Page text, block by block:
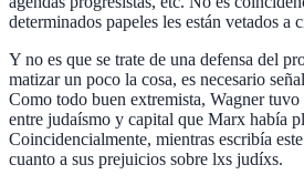
determinados papeles les están vetados
Y no es que se trate de una defensa del
matizar un poco la cosa, es necesario
Como todo buen extremista, Wagner
entre judaísmo y capital que Marx había
Coincidencialmente, mientras escribía
cuanto a sus prejuicios sobre lxs